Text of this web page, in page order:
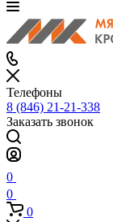
Телефоны
8 (846) 21-21-338
Заказать звонок
0
0
0